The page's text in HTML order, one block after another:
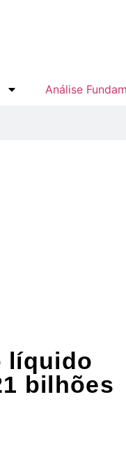
Análise
líquido
bilhões